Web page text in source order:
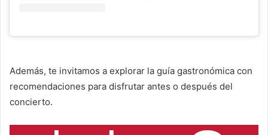
Además, te invitamos a explorar la guía gastronómica con
recomendaciones para disfrutar antes o después del
concierto.